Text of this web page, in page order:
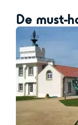
De must-